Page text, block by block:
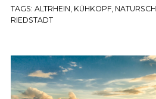
TAGS: ALTRHEIN, KÜHKOPF,
RIEDSTADT